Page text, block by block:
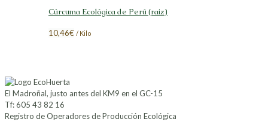
Cúrcuma Ecológica de Perú (raiz)
10,46€ / Kilo
El Madroñal, justo antes del KM9 en el GC-15
Tf: 605 43 82 16
Registro de Operadores de Producción Ecológica